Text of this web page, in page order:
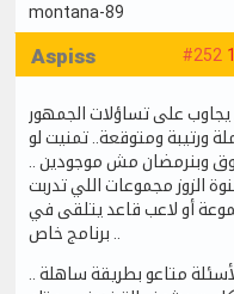
montana-89
#252
Aspiss
على تساؤلات الجمهور
ورتيبة ومتوقعة.. تمنيت لو
وبنرمضان مش موجودين ..
الزوز مجموعات اللي تدربت
أو لاعب قاعد يتلقى في
برنامج خاص ..
متاعو بطريقة ساهلة ..